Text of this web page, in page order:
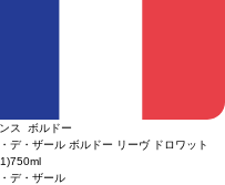
ス ボルドー
デ・ザール ボルドー リーヴ ドロワット
750ml
デ・ザール